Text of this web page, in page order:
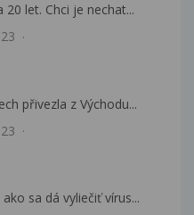
let. Chci je nechat...
přivezla z Východu...
sa dá vyliečiť vírus...